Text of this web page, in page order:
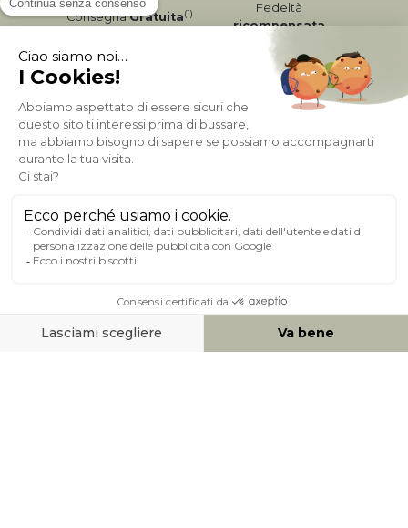
ConsegnaGratuita(1)
Fedeltà
ricompensata
Pagamento sicuro
A PROPOSITO DI MILIBOO
AIUTO & CONTATTO